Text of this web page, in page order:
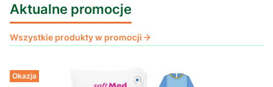
Aktualne promocje
Wszystkie produkty w promocji
Okazja